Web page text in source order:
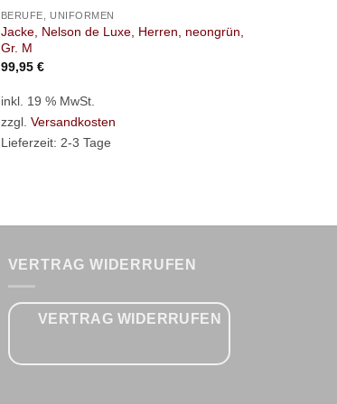
BERUFE, UNIFORMEN
Jacke, Nelson de Luxe, Herren, neongrün,
Gr. M
99,95 €
inkl. 19 % MwSt.
zzgl. Versandkosten
Lieferzeit: 2-3 Tage
VERTRAG WIDERRUFEN
VERTRAG WIDERRUFEN